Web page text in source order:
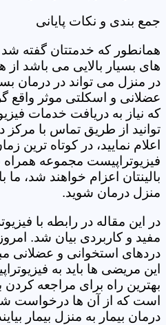
جمع بندی و نکات پایانی
همانطور که خدمتتان گفته شد
های بسیار بالایی می باشد از
در منزل می تواند در درمان
عضلانی و اسکلتی موثر واقع
که نیاز به دریافت خدمات
توانید از طریق تماس با مرکز
اعلام نمایید، در کوتاه ترین
فیزیوتراپیست مجموعه همراه
بالینتان اعزام خواهند شد، ما
منزل درمان شوید.
در این مقاله در رابطه با
مفید و کاربردی بیان شد.
دردهای استخوانی و عضلانی
این مریضی ها باید به
بهترین راه برای مراجعه
است که از آن ها درخواست
درمان بیمار به منزل بیمار